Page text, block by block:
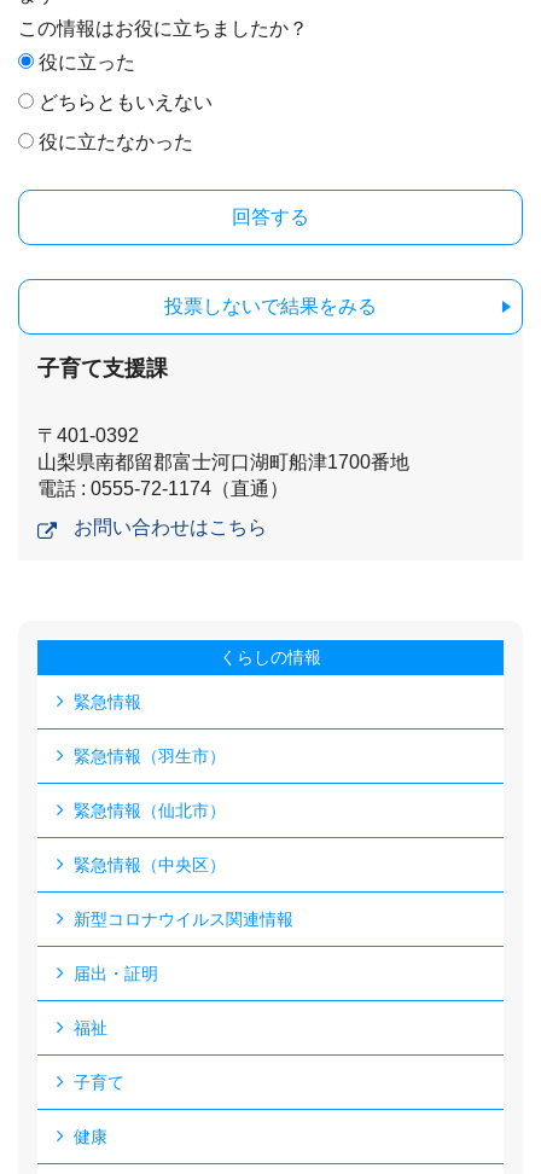
この情報はお役に立ちましたか？
役に立った
どちらともいえない
役に立たなかった
投票しないで結果をみる
子育て支援課
〒401-0392
山梨県南都留郡富士河口湖町船津1700番地
電話 : 0555-72-1174（直通）
お問い合わせはこちら
くらしの情報
緊急情報
緊急情報（羽生市）
緊急情報（仙北市）
緊急情報（中央区）
新型コロナウイルス関連情報
届出・証明
福祉
子育て
健康